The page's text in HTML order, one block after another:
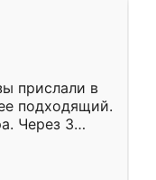
прислали в
подходящий.
Через 3
Остались